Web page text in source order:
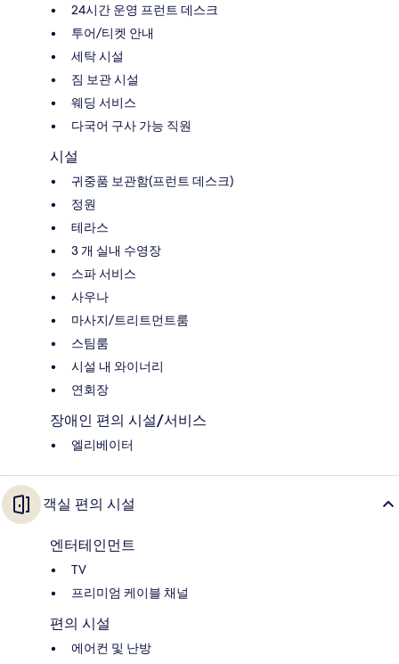
24시간 운영 프런트 데스크
투어/티켓 안내
세탁 시설
짐 보관 시설
웨딩 서비스
다국어 구사 가능 직원
시설
귀중품 보관함(프런트 데스크)
정원
테라스
3 개 실내 수영장
스파 서비스
사우나
마사지/트리트먼트룸
스팀룸
시설 내 와이너리
연회장
장애인 편의 시설/서비스
엘리베이터
객실 편의 시설
엔터테인먼트
TV
프리미엄 케이블 채널
편의 시설
에어컨 및 난방